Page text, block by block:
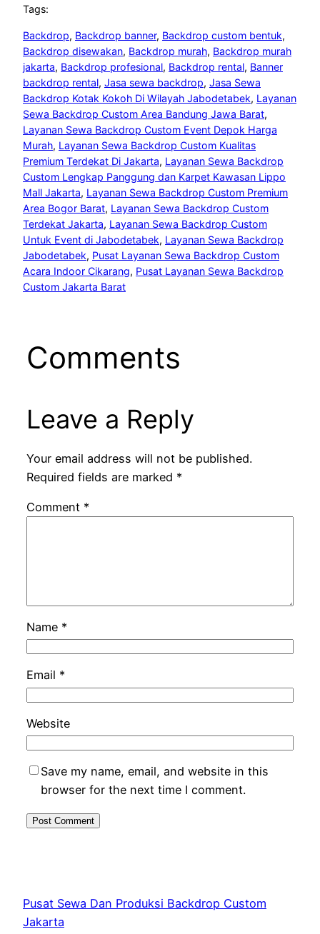
Tags:
Backdrop, Backdrop banner, Backdrop custom bentuk
Backdrop disewakan, Backdrop murah, Backdrop murah
jakarta, Backdrop profesional, Backdrop rental, Banner
backdrop rental, Jasa sewa backdrop, Jasa Sewa
Backdrop Kotak Kokoh Di Wilayah Jabodetabek, Layanan
Sewa Backdrop Custom Area Bandung Jawa Barat
Layanan Sewa Backdrop Custom Event Depok Harga
Murah, Layanan Sewa Backdrop Custom Kualitas
Premium Terdekat Di Jakarta, Layanan Sewa Backdrop
Custom Lengkap Panggung dan Karpet Kawasan Lippo
Mall Jakarta, Layanan Sewa Backdrop Custom Premium
Area Bogor Barat, Layanan Sewa Backdrop Custom
Terdekat Jakarta, Layanan Sewa Backdrop Custom
Untuk Event di Jabodetabek, Layanan Sewa Backdrop
Jabodetabek, Pusat Layanan Sewa Backdrop Custom
Acara Indoor Cikarang, Pusat Layanan Sewa Backdrop
Custom Jakarta Barat
Comments
Leave a Reply
Your email address will not be published.
Required fields are marked *
Comment *
Name *
Email *
Website
Save my name, email, and website in this
browser for the next time I comment.
Pusat Sewa Dan Produksi Backdrop Custom
Jakarta